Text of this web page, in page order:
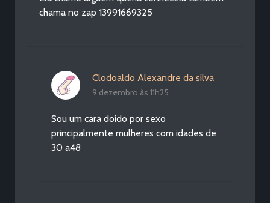
chama no zap 13991669325
Clodoaldo Alexandre da silva
9 dezembro às 11h25
Sou um cara doido por sexo
principalmente mulheres com idades de
30 a48